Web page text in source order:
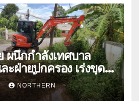
ผนึกกำลังเทศบาล
ฝ่ายปกครอง เร่งขุด
งทางน้ำ ป้องกันและลด
NORTHERN